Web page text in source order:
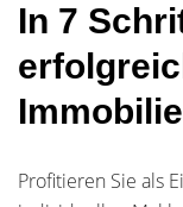
In 7
Immobilie
Profitieren Sie als